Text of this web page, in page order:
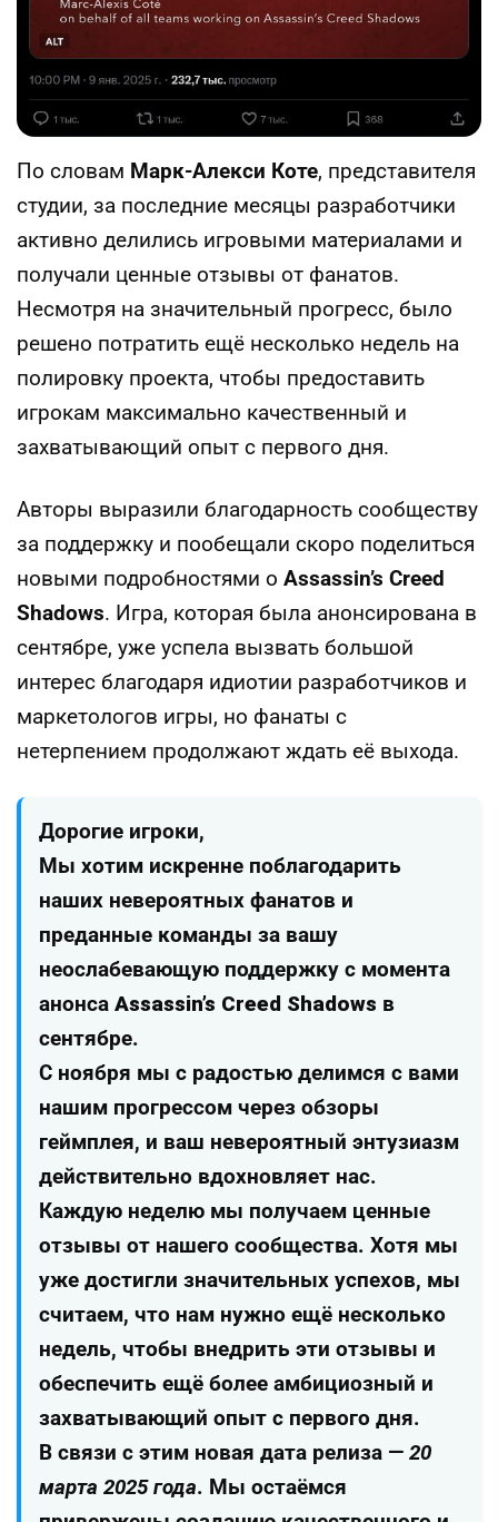
По словам Марк-Алекси Коте, представителя
студии, за последние месяцы разработчики
активно делились игровыми материалами и
получали ценные отзывы от фанатов.
Несмотря на значительный прогресс, было
решено потратить ещё несколько недель на
полировку проекта, чтобы предоставить
игрокам максимально качественный и
захватывающий опыт с первого дня.
Авторы выразили благодарность сообществу
за поддержку и пообещали скоро поделиться
новыми подробностями о Assassin’s Creed
Shadows. Игра, которая была анонсирована в
сентябре, уже успела вызвать большой
интерес благодаря идиотии разработчиков и
маркетологов игры, но фанаты с
нетерпением продолжают ждать её выхода.
Дорогие игроки,
Мы хотим искренне поблагодарить
наших невероятных фанатов и
преданные команды за вашу
неослабевающую поддержку с момента
анонса Assassin’s Creed Shadows в
сентябре.
С ноября мы с радостью делимся с вами
нашим прогрессом через обзоры
геймплея, и ваш невероятный энтузиазм
действительно вдохновляет нас.
Каждую неделю мы получаем ценные
отзывы от нашего сообщества. Хотя мы
уже достигли значительных успехов, мы
считаем, что нам нужно ещё несколько
недель, чтобы внедрить эти отзывы и
обеспечить ещё более амбициозный и
захватывающий опыт с первого дня.
В связи с этим новая дата релиза — 20
марта 2025 года. Мы остаёмся